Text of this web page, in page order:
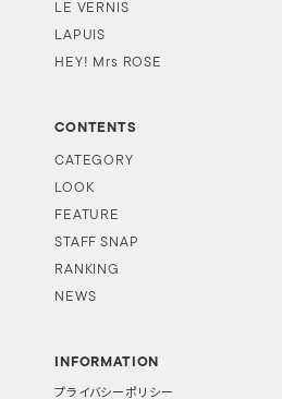
LE VERNIS
LAPUIS
HEY! Mrs ROSE
CONTENTS
CATEGORY
LOOK
FEATURE
STAFF SNAP
RANKING
NEWS
INFORMATION
プライバシーポリシー